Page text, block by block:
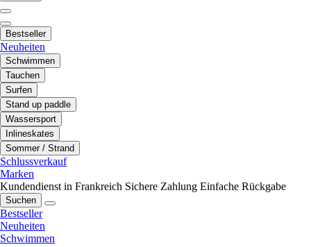
Bestseller
Neuheiten
Schwimmen
Tauchen
Surfen
Stand up paddle
Wassersport
Inlineskates
Sommer / Strand
Schlussverkauf
Marken
Kundendienst in Frankreich Sichere Zahlung Einfache Rückgabe
Suchen
Bestseller
Neuheiten
Schwimmen